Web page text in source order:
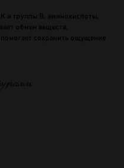
и группы B, аминокислоты,
обмен веществ,
сохранить ощущение